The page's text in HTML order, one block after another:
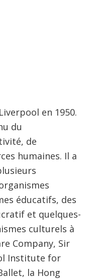
en 1950.
du
de
humaines. Il a
éducatifs, des
et quelques-
culturels à
Company, Sir
Institute for
la Hong